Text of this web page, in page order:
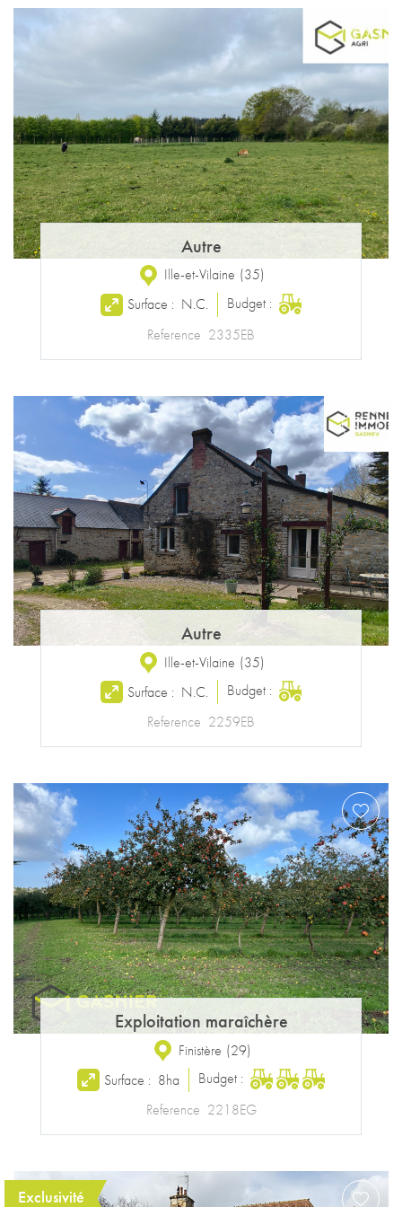
Autre
Ille-et-Vilaine (35)
Surface : N.C.
Budget :
Reference 2335EB
Autre
Ille-et-Vilaine (35)
Surface : N.C.
Budget :
Reference 2259EB
Exploitation maraîchère
Finistère (29)
Surface : 8ha
Budget :
Reference 2218EG
Exclusivité